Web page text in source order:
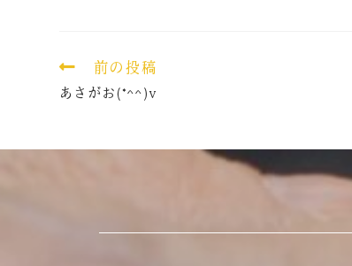
前の投稿
あさがお(*^^)v